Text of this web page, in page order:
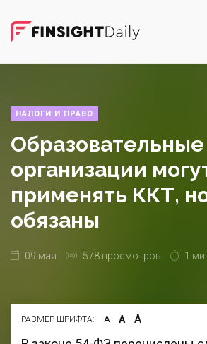
НАЛОГИ И ПРАВО
Образовательные
организации
применять ККТ,
обязаны
09 мая 578 просмотров 1
РАЗМЕР ШРИФТА: А А А